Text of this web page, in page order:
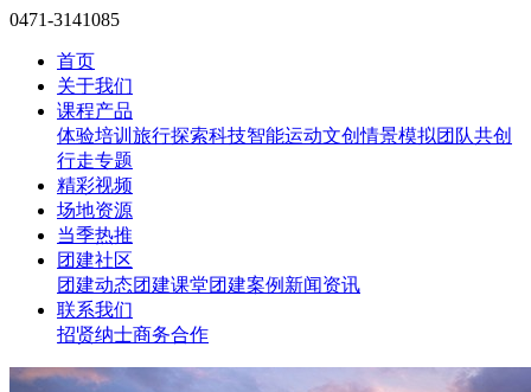
0471-3141085
首页
关于我们
课程产品
体验培训 旅行探索科技智能运动文创情景模拟团队共创
行走专题
精彩视频
场地资源
当季热推
团建社区
团建动态团建课堂团建案例 新闻资讯
联系我们
招贤纳士商务合作